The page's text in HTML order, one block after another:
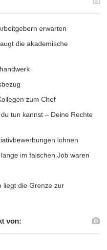
erwarten
die akademische
zum Chef
tun kannst – Deine Rechte
lohnen
im falschen Job waren
liegt die Grenze zur
von: